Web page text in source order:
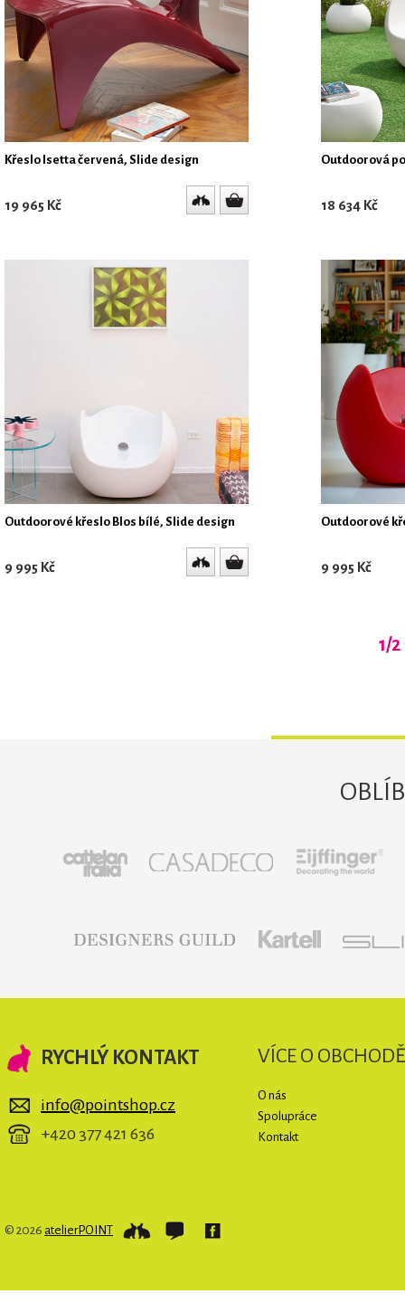
Křeslo Isetta červená, Slide design
19 965 Kč
Outdoorová
18 634 Kč
Outdoorové křeslo Blos bílé, Slide design
9 995 Kč
Outdoorové
9 995 Kč
1/2
RYCHLÝ KONTAKT
info@pointshop.cz
+420 377 421 636
VÍCE O OBCHODĚ
O nás
Spolupráce
Kontakt
© 2026 atelierPOINT